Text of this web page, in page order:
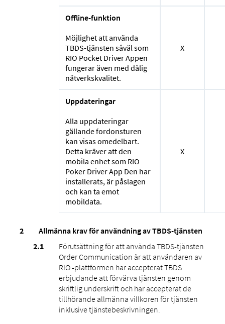
Offline-funktion
Möjlighet att använda
TBDS-tjänsten såväl som
RIO Pocket Driver Appen
fungerar även med dålig
nätverkskvalitet.
X
Uppdateringar
Alla uppdateringar
gällande fordonsturen
kan visas omedelbart.
Detta kräver att den
mobila enhet som RIO
Poker Driver App Den har
installerats, är påslagen
och kan ta emot
mobildata.
X
Allmänna krav för användning av TBDS-tjänsten
Förutsättning för att använda TBDS-tjänsten
Order Communication är att användaren av
RIO -plattformen har accepterat TBDS
erbjudande att förvärva tjänsten genom
skriftlig underskrift och har accepterat de
tillhörande allmänna villkoren för tjänsten
inklusive tjänstebeskrivningen.